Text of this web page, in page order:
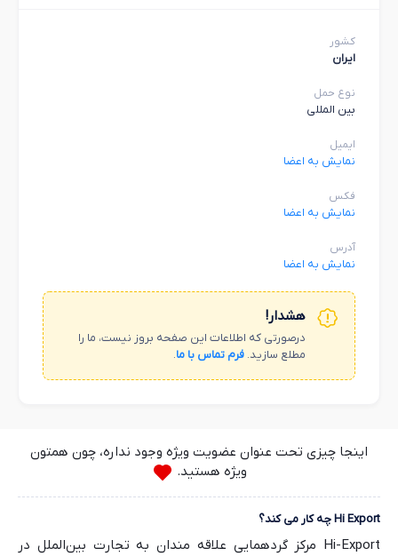
کشور
ایران
نوع حمل
بین المللی
ایمیل
نمایش به اعضا
فکس
نمایش به اعضا
آدرس
نمایش به اعضا
هشدار!
درصورتی که اطلاعات این صفحه بروز نیست، ما را
مطلع سازید. فرم تماس با ما.
اینجا چیزی تحت عنوان عضویت ویژه وجود نداره، چون همتون
ویژه هستید.
Hi Export چه کار می کند؟
Hi-Export مرکز گردهمایی علاقه مندان به تجارت بین‌الملل در